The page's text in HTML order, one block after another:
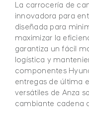
La carrocería de
innovadora para
diseñada para
maximizar la
garantiza un fácil
logística y
componentes
entregas de última
versátiles de Anza
cambiante cadena